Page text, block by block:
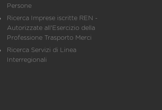
Persone
Ricerca Imprese iscritte REN -
Autorizzate all'Esercizio della
Professione Trasporto Merci
Ricerca Servizi di Linea
Interregionali